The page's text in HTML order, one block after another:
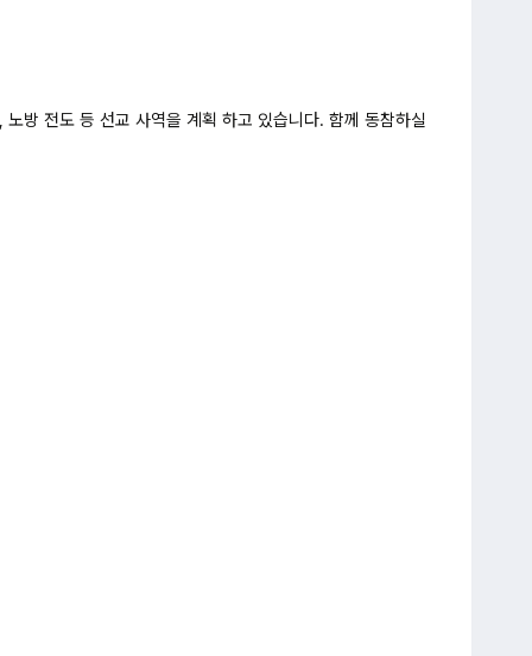
방 전도 등 선교 사역을 계획 하고 있습니다. 함께 동참하실